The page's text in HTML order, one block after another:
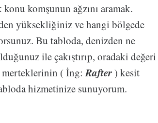
komşunun ağzını aramak.
yüksekliğiniz ve hangi bölgede
Bu tabloda, denizden ne
ile çakıştırıp, oradaki değeri
merteklerinin ( İng:Rafter) kesit
hizmetinize sunuyorum.